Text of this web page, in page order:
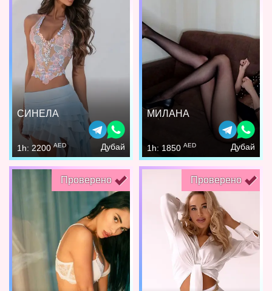
СИНЕЛА
1h: 2200AED Дубай
МИЛАНА
1h: 1850 AED Дубай
Проверено Проверено